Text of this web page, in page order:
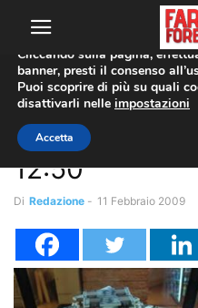
Home Coppie Valute EUR/
Coppie Valute EUR/USD Forex
Forex:
12:50
Di Redazione - 11 Febbraio 2009
Utilizziamo i cookie per
sito web.
Cliccando sulla pagina,
banner, presti il consenso
Puoi scoprire di più su quali
disattivarli nelle impostazioni
Accetta